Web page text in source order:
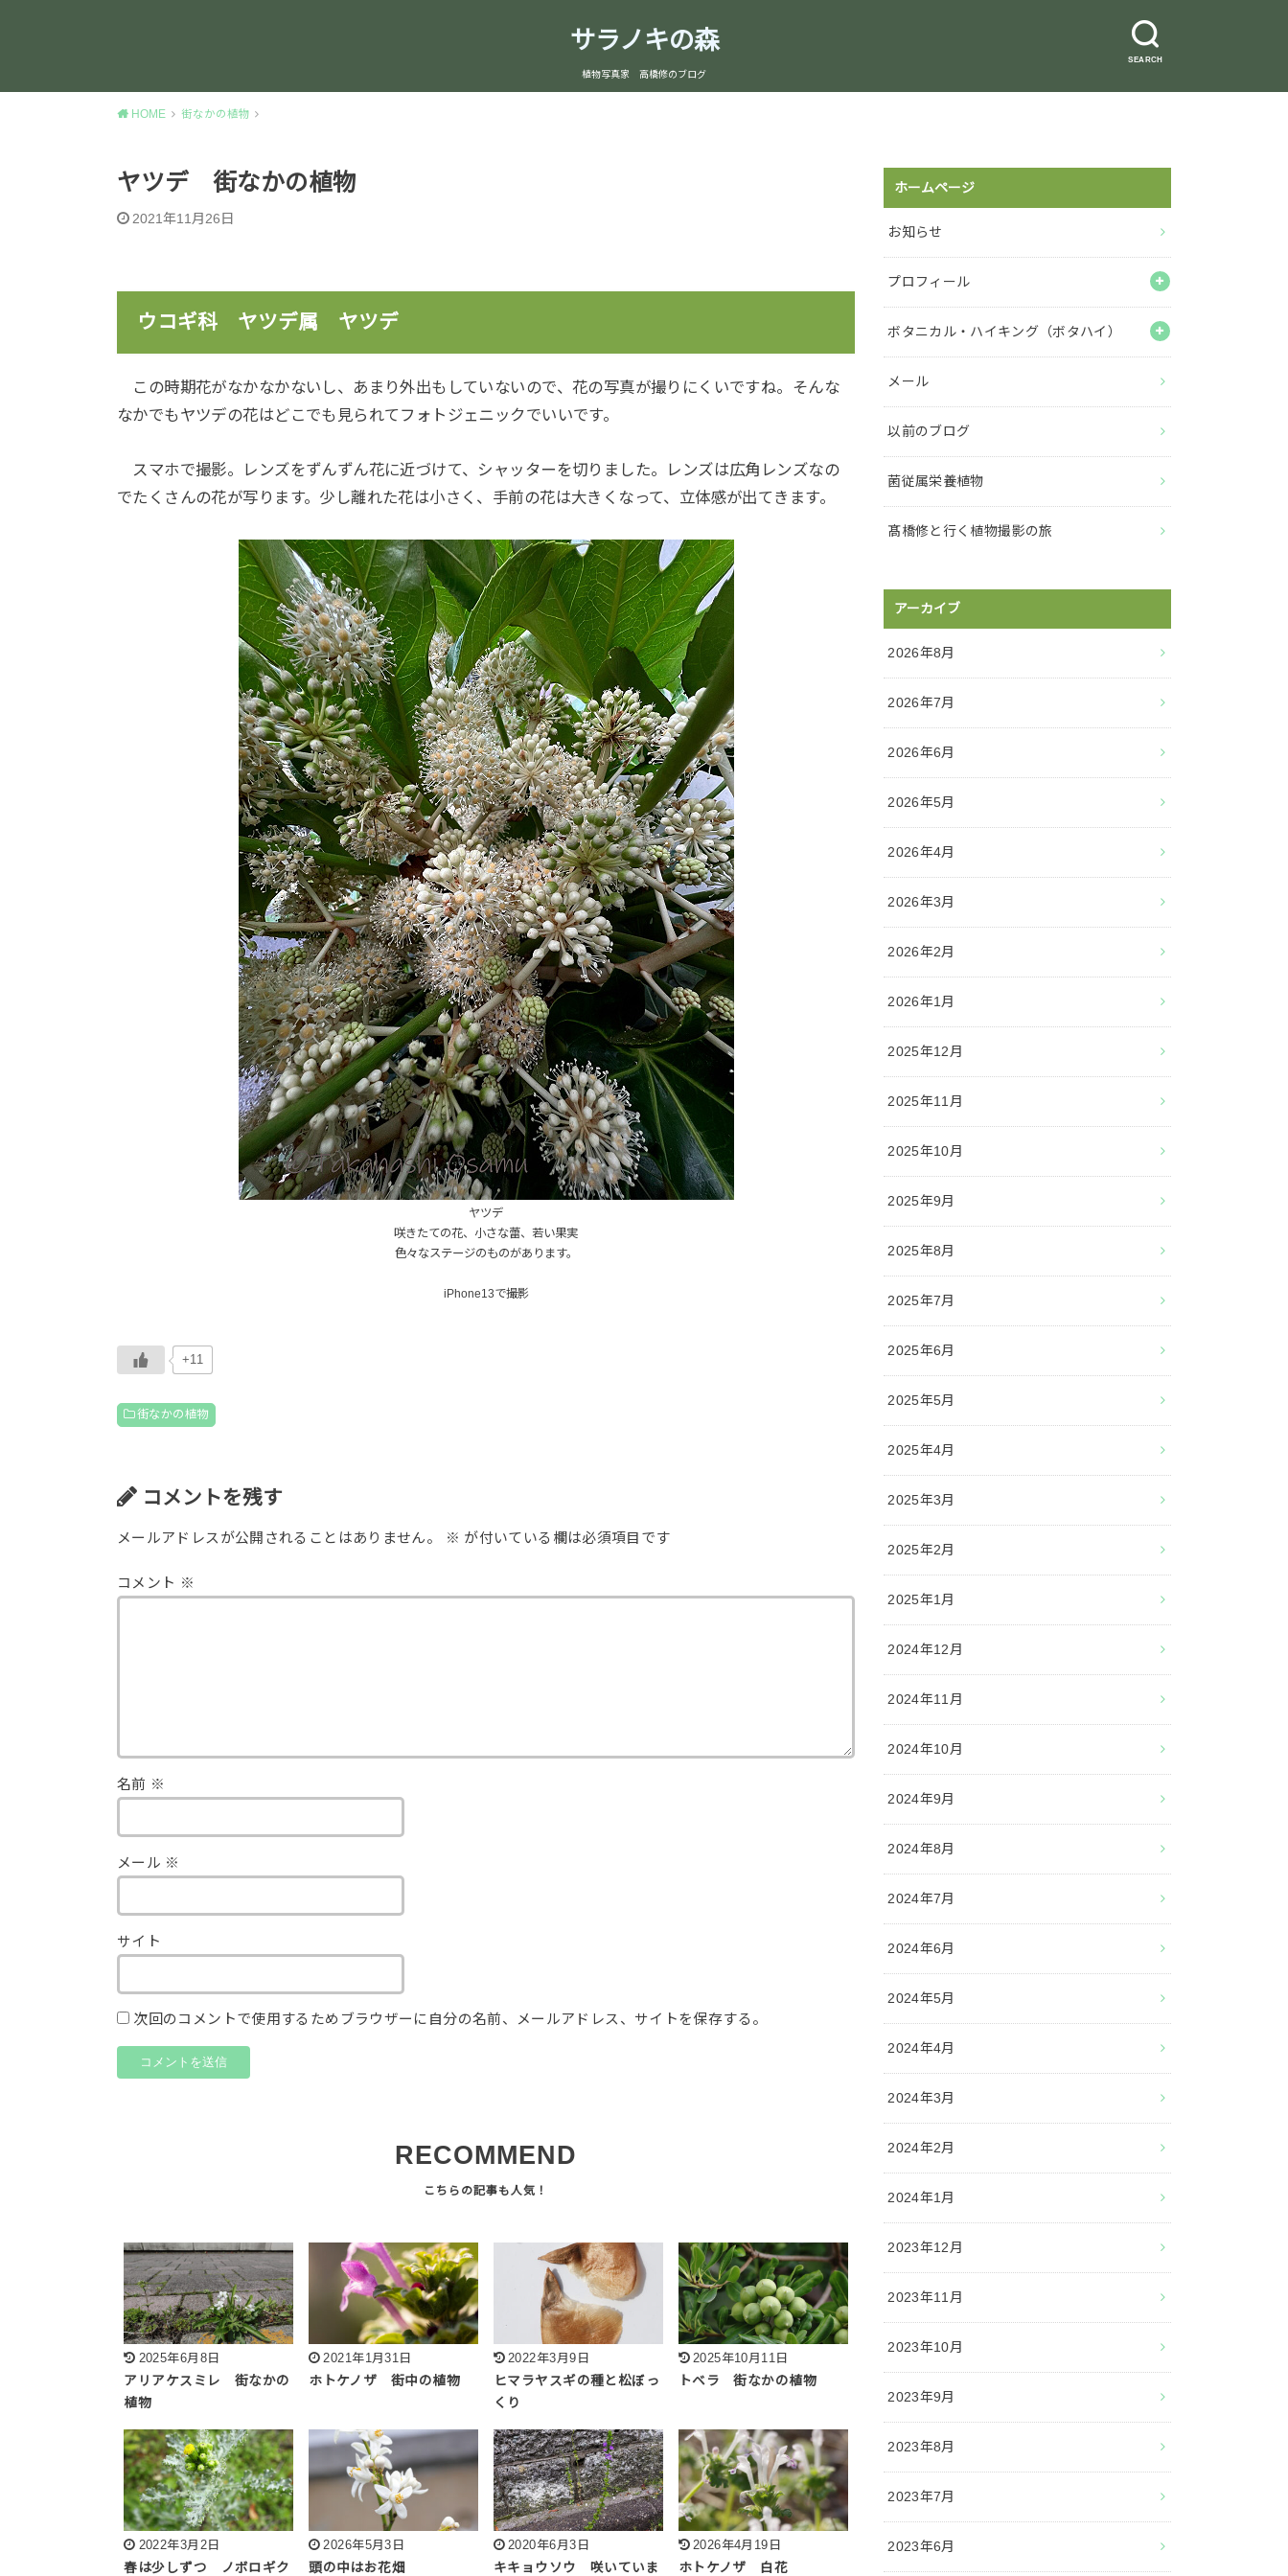
SEARCH
サラノキの森
植物写真家 高橋修のブログ
HOME 街なかの植物
ヤツデ 街なかの植物
2021年11月26日
ウコギ科 ヤツデ属 ヤツデ
この時期花がなかなかないし、あまり外出もしていないので、花の写真が撮りにくいですね。そんな
なかでもヤツデの花はどこでも見られてフォトジェニックでいいです。
スマホで撮影。レンズをずんずん花に近づけて、シャッターを切りました。レンズは広角レンズなの
でたくさんの花が写ります。少し離れた花は小さく、手前の花は大きくなって、立体感が出てきます。
ヤツデ
咲きたての花、小さな蕾、若い果実
色々なステージのものがあります。
iPhone13で撮影
+11
街なかの植物
コメントを残す
メールアドレスが公開されることはありません。 ※ が付いている欄は必須項目です
コメント ※
名前 ※
メール ※
サイト
次回のコメントで使用するためブラウザーに自分の名前、メールアドレス、サイトを保存する。
RECOMMEND
2025年6月8日
アリアケスミレ 街なかの
植物
2021年1月31日
ホトケノザ 街中の植物
2022年3月9日
ヒマラヤスギの種と松ぼっ
くり
2025年10月11日
トベラ 街なかの植物
2022年3月2日
春は少しずつ ノボロギク
2026年5月3日
頭の中はお花畑
2020年6月3日
キキョウソウ 咲いていま
2026年4月19日
ホトケノザ 白花
ホームページ
お知らせ
プロフィール
ボタニカル・ハイキング（ボタハイ）
メール
以前のブログ
菌従属栄養植物
髙橋修と行く植物撮影の旅
アーカイブ
2026年8月
2026年7月
2026年6月
2026年5月
2026年4月
2026年3月
2026年2月
2026年1月
2025年12月
2025年11月
2025年10月
2025年9月
2025年8月
2025年7月
2025年6月
2025年5月
2025年4月
2025年3月
2025年2月
2025年1月
2024年12月
2024年11月
2024年10月
2024年9月
2024年8月
2024年7月
2024年6月
2024年5月
2024年4月
2024年3月
2024年2月
2024年1月
2023年12月
2023年11月
2023年10月
2023年9月
2023年8月
2023年7月
2023年6月